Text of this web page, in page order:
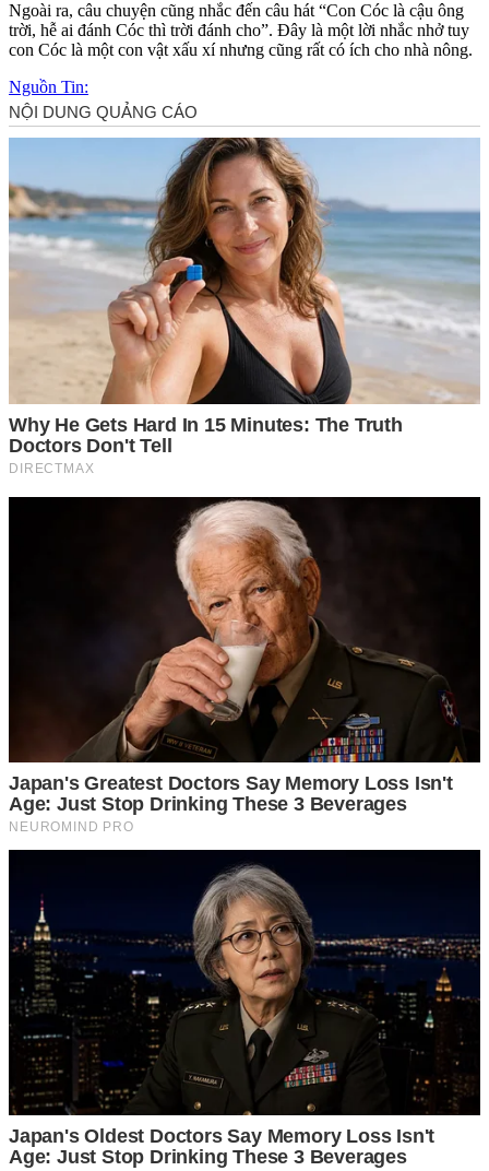
Ngoài ra, câu chuyện cũng nhắc đến câu hát “Con Cóc là cậu ông
trời, hễ ai đánh Cóc thì trời đánh cho”. Đây là một lời nhắc nhở tuy
con Cóc là một con vật xấu xí nhưng cũng rất có ích cho nhà nông.
Nguồn Tin: